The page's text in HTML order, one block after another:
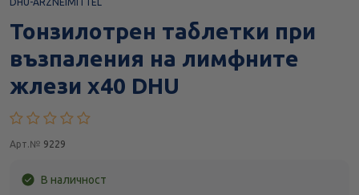
DHU-ARZNEIMITTEL
Тонзилотрен таблетки при
възпаления на лимфните
жлези х40 DHU
Арт.№ 9229
В наличност